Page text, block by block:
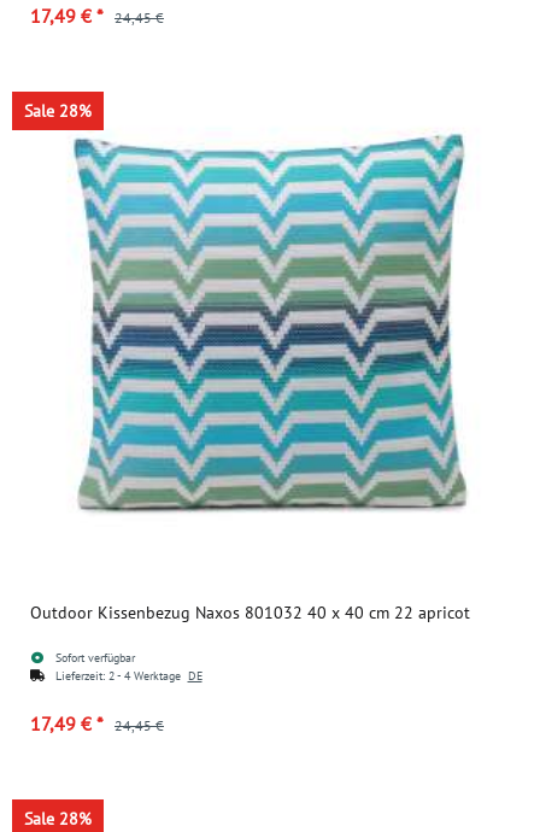
17,49 € * 24,45 €
Sale 28%
Outdoor Kissenbezug Naxos 801032 40 x 40 cm 22 apricot
Sofort verfügbar
Lieferzeit: 2 - 4 Werktage DE
17,49 € * 24,45 €
Sale 28%